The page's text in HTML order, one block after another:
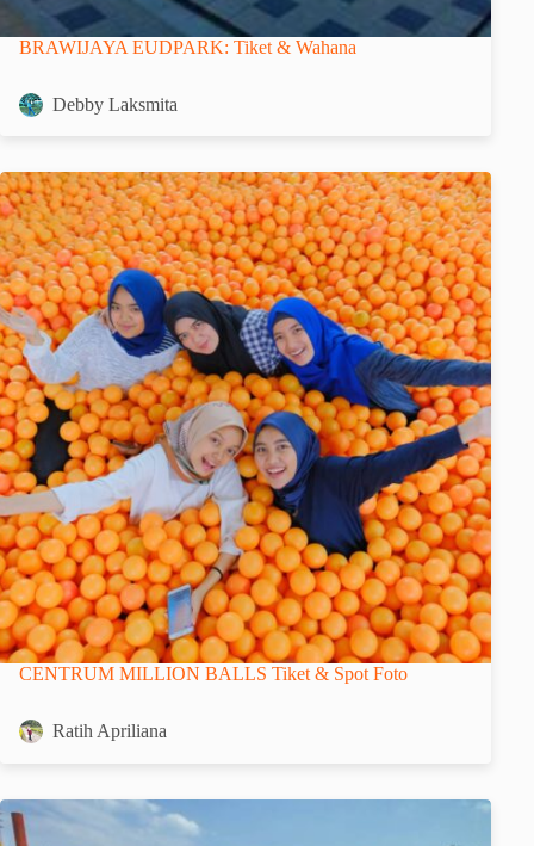
BRAWIJAYA EUDPARK: Tiket & Wahana
Debby Laksmita
CENTRUM MILLION BALLS Tiket & Spot Foto
Ratih Apriliana